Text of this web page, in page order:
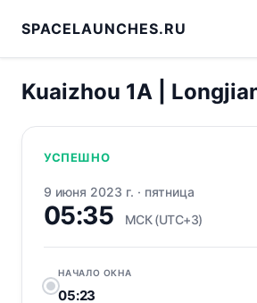
SPACELAUNCHES.RU
Kuaizhou 1A |
УСПЕШНО
9 июня 2023 г. · пятница
05:35 МСК (UTC+3)
НАЧАЛО ОКНА
05:23